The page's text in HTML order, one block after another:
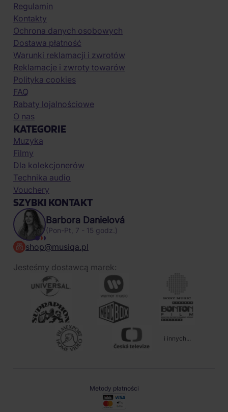
Regulamin
Kontakty
Ochrona danych osobowych
Dostawa płatność
Warunki reklamacji i zwrotów
Reklamacje i zwroty towarów
Polityka cookies
FAQ
Rabaty lojalnościowe
O nas
KATEGORIE
Muzyka
Filmy
Dla kolekcjonerów
Technika audio
Vouchery
SZYBKI KONTAKT
Barbora Danielová
(Pon-Pt, 7 - 15 godz.)
shop@musiqa.pl
Jesteśmy dostawcą marek:
i innych...
Metody płatności